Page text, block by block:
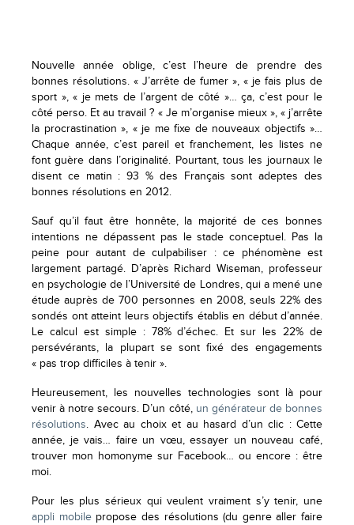
Nouvelle année oblige, c’est l’heure de prendre des
bonnes résolutions. « J’arrête de fumer », « je fais plus de
sport », « je mets de l’argent de côté »… ça, c’est pour le
côté perso. Et au travail ? « Je m’organise mieux », « j’arrête
la procrastination », « je me fixe de nouveaux objectifs »…
Chaque année, c’est pareil et franchement, les listes ne
font guère dans l’originalité. Pourtant, tous les journaux le
disent ce matin : 93 % des Français sont adeptes des
bonnes résolutions en 2012.
Sauf qu’il faut être honnête, la majorité de ces bonnes
intentions ne dépassent pas le stade conceptuel. Pas la
peine pour autant de culpabiliser : ce phénomène est
largement partagé. D’après Richard Wiseman, professeur
en psychologie de l’Université de Londres, qui a mené une
étude auprès de 700 personnes en 2008, seuls 22% des
sondés ont atteint leurs objectifs établis en début d’année.
Le calcul est simple : 78% d’échec. Et sur les 22% de
persévérants, la plupart se sont fixé des engagements
« pas trop difficiles à tenir ».
Heureusement, les nouvelles technologies sont là pour
venir à notre secours. D’un côté, un générateur de bonnes
résolutions. Avec au choix et au hasard d’un clic : Cette
année, je vais… faire un vœu, essayer un nouveau café,
trouver mon homonyme sur Facebook… ou encore : être
moi.
Pour les plus sérieux qui veulent vraiment s’y tenir, une
appli mobilepropose des résolutions (du genre aller faire